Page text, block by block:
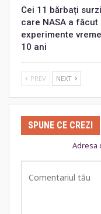
Cei 11 bărbați
care NASA a făcut
experimente
10 ani
PREV NEXT
SPUNE CE CREZI
Adresa